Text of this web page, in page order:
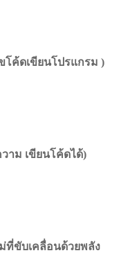
โค้ดเขียนโปรแกรม )
าม เขียนโค้ดได้)
ที่ขับเคลื่อนด้วยพลัง